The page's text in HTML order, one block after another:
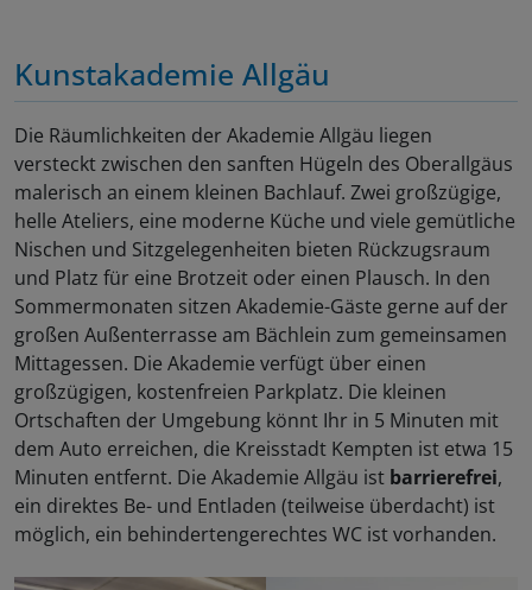
Kunstakademie Allgäu
Die Räumlichkeiten der Akademie Allgäu liegen
versteckt zwischen den sanften Hügeln des Oberallgäus
malerisch an einem kleinen Bachlauf. Zwei großzügige,
helle Ateliers, eine moderne Küche und viele gemütliche
Nischen und Sitzgelegenheiten bieten Rückzugsraum
und Platz für eine Brotzeit oder einen Plausch. In den
Sommermonaten sitzen Akademie-Gäste gerne auf der
großen Außenterrasse am Bächlein zum gemeinsamen
Mittagessen. Die Akademie verfügt über einen
großzügigen, kostenfreien Parkplatz. Die kleinen
Ortschaften der Umgebung könnt Ihr in 5 Minuten mit
dem Auto erreichen, die Kreisstadt Kempten ist etwa 15
Minuten entfernt. Die Akademie Allgäu ist barrierefrei,
ein direktes Be- und Entladen (teilweise überdacht) ist
möglich, ein behindertengerechtes WC ist vorhanden.